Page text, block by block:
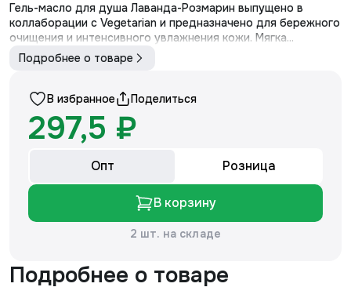
Гель-масло для душа Лаванда-Розмарин выпущено в
коллаборации с Vegetarian и предназначено для бережного
очищения и интенсивного увлажнения кожи. Мягка...
Подробнее о товаре
В избранное Поделиться
297,5 ₽
Опт Розница
В корзину
2 шт. на складе
Подробнее о товаре